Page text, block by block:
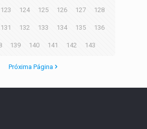
123 124 125 126 127 128
131 132 133 134 135 136
139 140 141 142 143
Próxima Página